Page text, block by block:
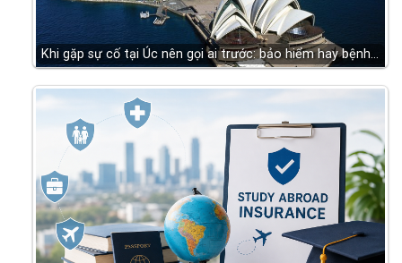
Khi gặp sự cố tại Úc nên gọi ai trước: bảo hiểm hay bệnh…